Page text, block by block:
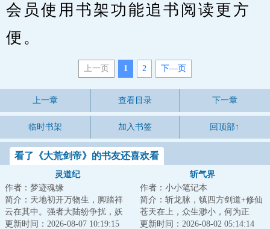
会员使用书架功能追书阅读更方
便。
上一页 1 2 下—页
上一章 查看目录 下一章
临时书架 加入书签 回顶部↑
看了《大荒剑帝》的书友还喜欢看
灵道纪
作者：梦迹魂缘
简介：天地初开万物生，脚踏祥
云在其中。强者大陆纷争扰，妖
魔鬼神比神通。血染三界争第
更新时间：2026-08-07 10:19:15
斩气界
作者：小小笔记本
简介：斩龙脉，镇四方剑道+修仙
苍天在上，众生渺小，何为正
义！何为挫折！何为磨难！不过
更新时间：2026-08-02 05:14:14